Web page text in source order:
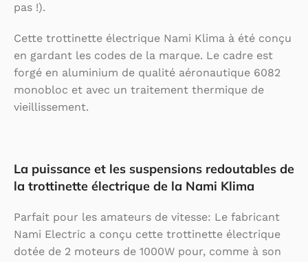
pas !).
Cette trottinette électrique Nami Klima à été conçu
en gardant les codes de la marque. Le cadre est
forgé en aluminium de qualité aéronautique 6082
monobloc et avec un traitement thermique de
vieillissement.
La puissance et les suspensions redoutables de
la trottinette électrique de la Nami Klima
Parfait pour les amateurs de vitesse: Le fabricant
Nami Electric a conçu cette trottinette électrique
dotée de 2 moteurs de 1000W pour, comme à son